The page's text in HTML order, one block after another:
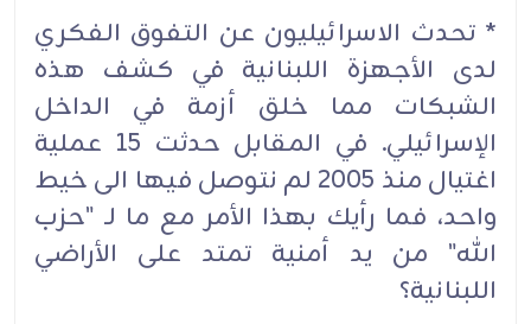
* تحدث الاسرائيليون عن التفوق الفكري
لدى الأجهزة اللبنانية في كشف هذه
الشبكات مما خلق أزمة في الداخل
الإسرائيلي. في المقابل حدثت 15 عملية
اغتيال منذ 2005 لم نتوصل فيها الى خيط
واحد، فما رأيك بهذا الأمر مع ما لـ "حزب
الله" من يد أمنية تمتد على الأراضي
اللبنانية؟